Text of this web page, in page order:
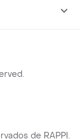
de RAPPI.